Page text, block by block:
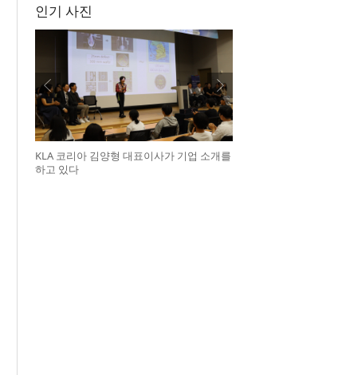
인기 사진
KLA 코리아 김양형 대표이사가 기업 소개를
하고 있다